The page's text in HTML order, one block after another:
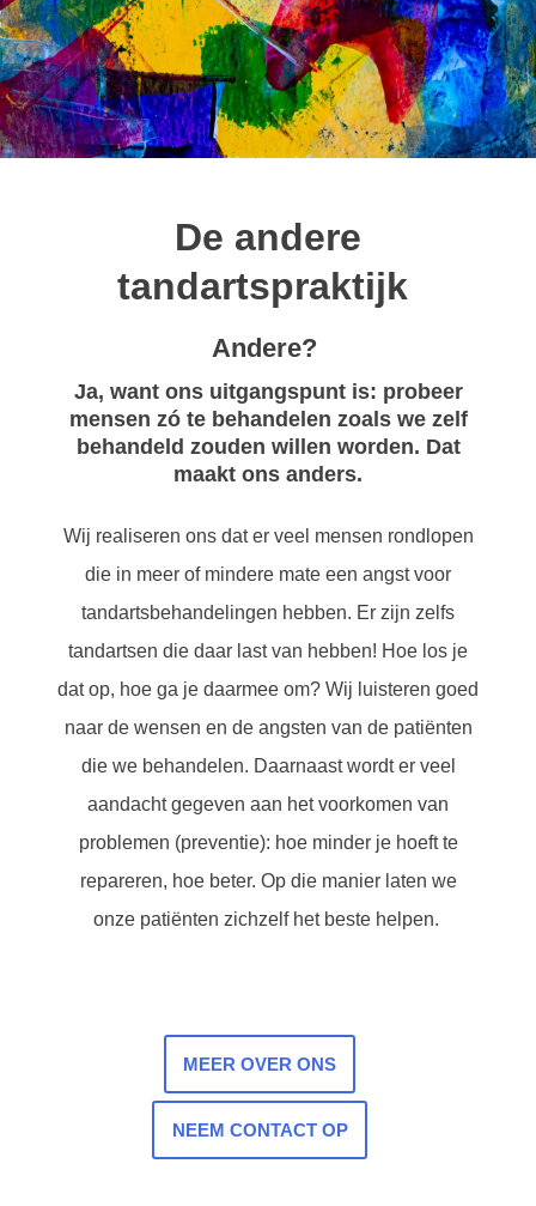
De andere
tandartspraktijk
Andere?
Ja, want ons uitgangspunt is: probeer
mensen zó te behandelen zoals we zelf
behandeld zouden willen worden. Dat
maakt ons anders.
Wij realiseren ons dat er veel mensen rondlopen
die in meer of mindere mate een angst voor
tandartsbehandelingen hebben. Er zijn zelfs
tandartsen die daar last van hebben! Hoe los je
dat op, hoe ga je daarmee om? Wij luisteren goed
naar de wensen en de angsten van de patiënten
die we behandelen. Daarnaast wordt er veel
aandacht gegeven aan het voorkomen van
problemen (preventie): hoe minder je hoeft te
repareren, hoe beter. Op die manier laten we
onze patiënten zichzelf het beste helpen.
MEER OVER ONS
NEEM CONTACT OP